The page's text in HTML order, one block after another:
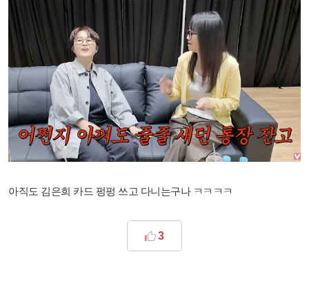
아직도 김은희 카드 펑펑 쓰고 다니는구나 ㅋㅋㅋㅋ
3